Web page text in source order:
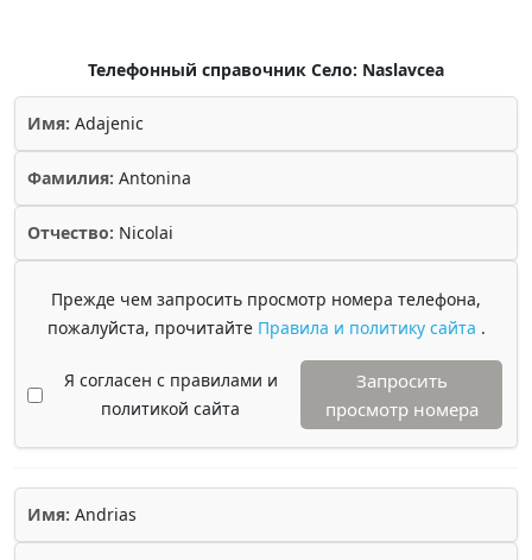
Телефонный справочник Село: Naslavcea
Имя: Adajenic
Фамилия: Antonina
Отчество: Nicolai
Прежде чем запросить просмотр номера телефона,
пожалуйста, прочитайте Правила и политику сайта .
Я согласен с правилами и
политикой сайта
Запросить
просмотр номера
Имя: Andrias